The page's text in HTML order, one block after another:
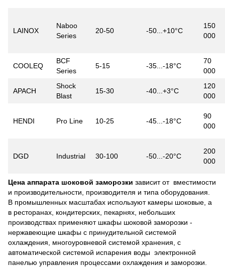
LAINOX
Naboo
Series
20-50 -50...+10°C
150
000
COOLEQ
BCF
Series
5-15 -35...-18°C
70
000
APACH
Shock
Blast
15-30 -40...+3°C
120
000
HENDI Pro Line 10-25 -45...-18°C
90
000
DGD Industrial 30-100 -50...-20°C
200
000
Цена аппарата шоковой заморозки зависит от вместимости
и производительности, производителя и типа оборудования.
В промышленных масштабах используют камеры шоковые, а
в ресторанах, кондитерских, пекарнях, небольших
производствах применяют шкафы шоковой заморозки -
нержавеющие шкафы с принудительной системой
охлаждения, многоуровневой системой хранения, с
автоматической системой испарения воды электронной
панелью управления процессами охлаждения и заморозки.